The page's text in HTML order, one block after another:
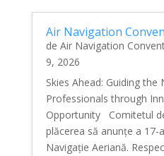
Air Navigation
de Air Navigation
9, 2026
Skies Ahead: Guiding the
Professionals through
Opportunity Comitetul
plăcerea să anunțe a 17-
Navigație Aeriană.